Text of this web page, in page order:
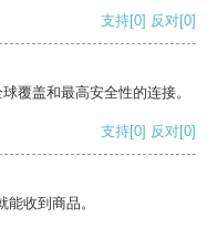
支持[0] 反对[0]
覆盖和最高安全性的连接。
支持[0] 反对[0]
收到商品。